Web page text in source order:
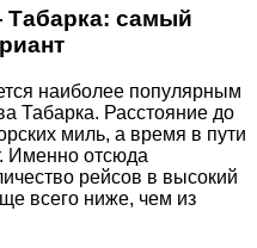
самый
наиболее популярным
Табарка. Расстояние до
миль, а время в пути
Именно отсюда
рейсов в высокий
всего ниже, чем из